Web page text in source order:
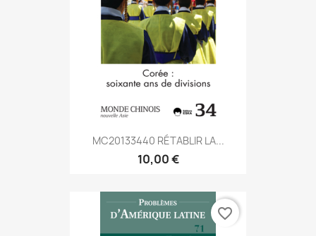
MC20133440 RÉTABLIR LA...
10,00 €
favorite_border